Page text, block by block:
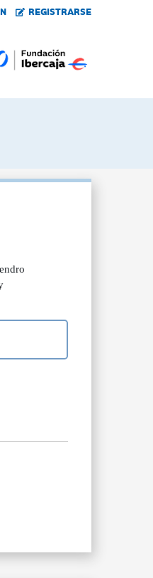
REGISTRARSE